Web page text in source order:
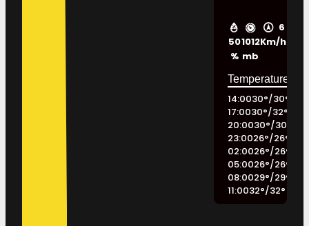
50
%
1012
mb
6
Km/h
14:0030°/30°
17:0030°/32°
20:0030°/30
23:0026°/26°
02:0026°/26°
05:0026°/26°
08:0029°/29°
11:0032°/32°